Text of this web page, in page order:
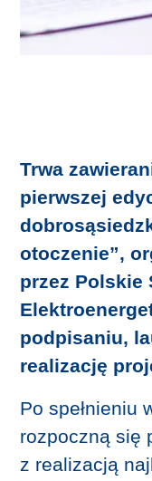
Trwa
pierwszej
otoczenie”,
przez Polskie
podpisaniu,
realizację
Po spełnieniu
rozpoczną się
z realizacją